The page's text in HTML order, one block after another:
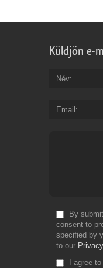
Küldjön e-
Név
Email
By
consent to
specified by
to our
I agree